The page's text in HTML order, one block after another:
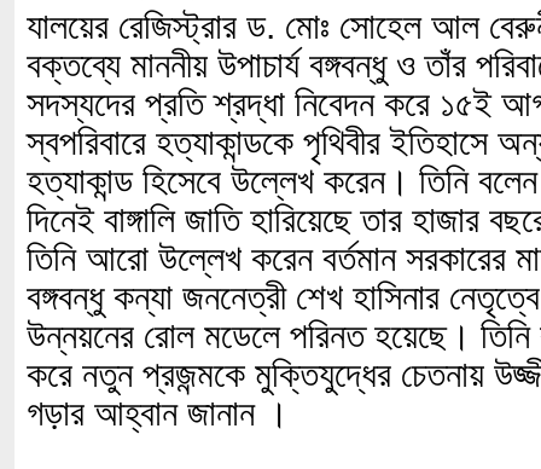
যালয়ের রেজিস্ট্রার ড. মোঃ সোহেল আল
বক্তব্যে মাননীয় উপাচার্য বঙ্গবন্ধু ও তাঁর
সদস্যদের প্রতি শ্রদ্ধা নিবেদন করে ১৫ই
স্বপরিবারে হত্যাকান্ডকে পৃথিবীর ইতিহাসে
হত্যাকান্ড হিসেবে উল্লেখ করেন। তিনি
দিনেই বাঙ্গালি জাতি হারিয়েছে তার হাজার
তিনি আরো উল্লেখ করেন বর্তমান সরকারের
বঙ্গবন্ধু কন্যা জননেত্রী শেখ হাসিনার
উন্নয়নের রোল মডেলে পরিনত হয়েছে। তিনি
করে নতুন প্রজন্মকে মুক্তিযুদ্ধের চেতনায়
গড়ার আহ্বান জানান ।